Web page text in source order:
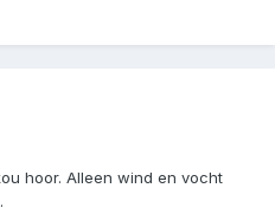
hoor. Alleen wind en vocht